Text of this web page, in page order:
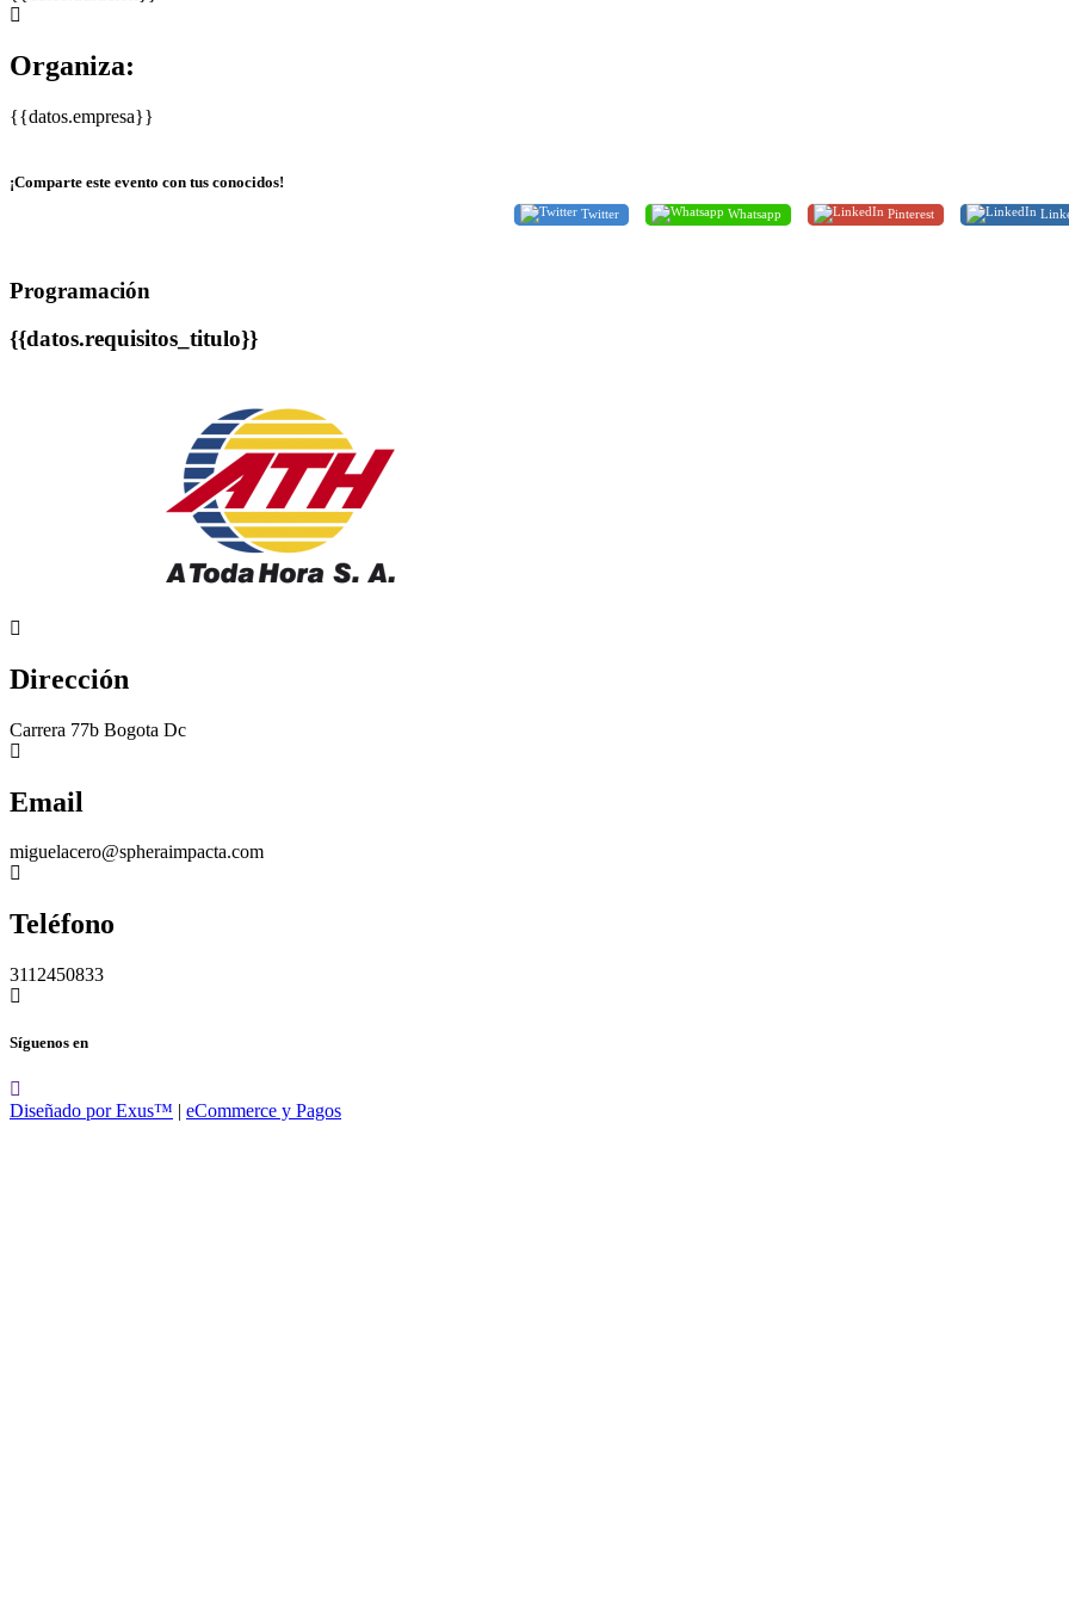
Organiza:
{{datos.empresa}}
¡Comparte este evento con tus conocidos!
Twitter Whatsapp Pinterest
Programación
{{datos.requisitos_titulo}}
Dirección
Carrera 77b Bogota Dc
Email
miguelacero@spheraimpacta.com
Teléfono
3112450833
Síguenos en
Diseñado por Exus™ | eCommerce y Pagos